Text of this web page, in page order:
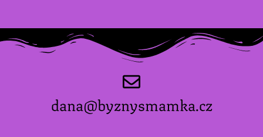
dana@byznysmamka.cz